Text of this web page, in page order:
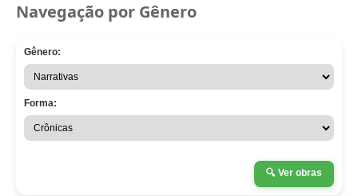
Navegação por Gênero
Gênero:
Forma:
🔍 Ver obras